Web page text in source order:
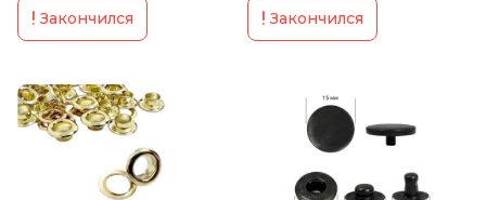
Закончился Закончился